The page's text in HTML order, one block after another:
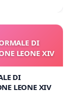
DI
LEONE XIV
DI
LEONE XIV